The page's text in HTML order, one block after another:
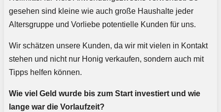
gesehen sind kleine wie auch große Haushalte jeder
Altersgruppe und Vorliebe potentielle Kunden für uns.
Wir schätzen unsere Kunden, da wir mit vielen in Kontakt
stehen und nicht nur Honig verkaufen, sondern auch mit
Tipps helfen können.
Wie viel Geld wurde bis zum Start investiert und wie
lange war die Vorlaufzeit?